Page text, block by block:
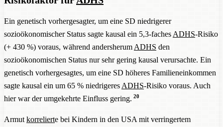
Ein genetisch vorhergesagter, um eine SD niedrigerer
sozioökonomischer Status sagte kausal ein 5,3-faches ADHS-Risiko
(+ 430 %) voraus, während andersherum ADHS den
sozioökonomischen Status nur sehr gering kausal verursachte. Ein
genetisch vorhergesagtes, um eine SD höheres Familieneinkommen
sagte kausal ein um 65 % niedrigeres ADHS-Risiko voraus. Auch
hier war der umgekehrte Einfluss gering. 20
Armut korrelierte bei Kindern in den USA mit verringertem